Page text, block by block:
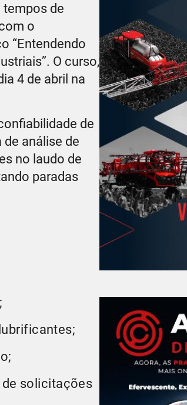
de
o
“Entendendo
O curso,
4 de abril na
de
análise de
no laudo de
paradas
solicitações